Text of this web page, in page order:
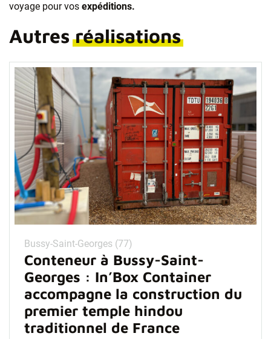
voyage pour vos expéditions.
Autresréalisations
Bussy-Saint-Georges (77)
Conteneur à Bussy-Saint-
Georges : In’Box Container
accompagne la construction du
premier temple hindou
traditionnel de France